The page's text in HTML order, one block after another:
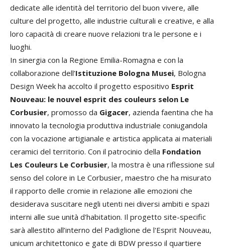
dedicate alle identità del territorio del buon vivere, alle
culture del progetto, alle industrie culturali e creative, e alla
loro capacità di creare nuove relazioni tra le persone e i
luoghi.
In sinergia con la Regione Emilia-Romagna e con la
collaborazione dell’Istituzione Bologna Musei, Bologna
Design Week ha accolto il progetto espositivo Esprit
Nouveau: le nouvel esprit des couleurs selon Le
Corbusier, promosso da Gigacer, azienda faentina che ha
innovato la tecnologia produttiva industriale coniugandola
con la vocazione artigianale e artistica applicata ai materiali
ceramici del territorio. Con il patrocinio della Fondation
Les Couleurs Le Corbusier, la mostra è una riflessione sul
senso del colore in Le Corbusier, maestro che ha misurato
il rapporto delle cromie in relazione alle emozioni che
desiderava suscitare negli utenti nei diversi ambiti e spazi
interni alle sue unità d'habitation. Il progetto site-specific
sarà allestito all’interno del Padiglione de l'Esprit Nouveau,
unicum architettonico e gate di BDW presso il quartiere